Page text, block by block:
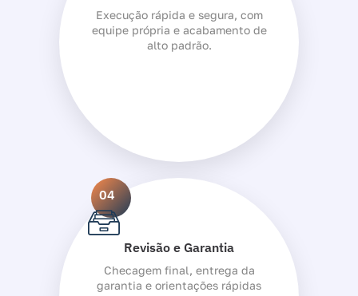
Execução rápida e segura, com
equipe própria e acabamento de
alto padrão.
04
Revisão e Garantia
Checagem final, entrega da
garantia e orientações rápidas